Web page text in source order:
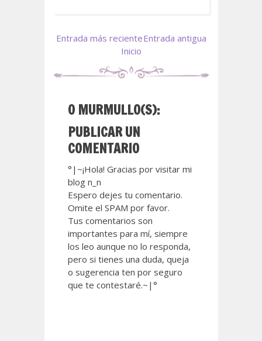
Entrada más recienteEntrada antigua
Inicio
0 MURMULLO(S):
PUBLICAR UN
COMENTARIO
°|~¡Hola! Gracias por visitar mi
blog n_n
Espero dejes tu comentario.
Omite el SPAM por favor.
Tus comentarios son
importantes para mí, siempre
los leo aunque no lo responda,
pero si tienes una duda, queja
o sugerencia ten por seguro
que te contestaré.~|°